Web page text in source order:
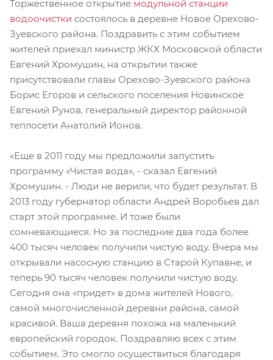
Торжественное открытие модульной станции
водоочистки состоялось в деревне Новое Орехово-
Зуевского района. Поздравить с этим событием
жителей приехал министр ЖКХ Московской области
Евгений Хромушин, на открытии также
присутствовали главы Орехово-Зуевского района
Борис Егоров и сельского поселения Новинское
Евгений Рунов, генеральный директор районной
теплосети Анатолий Ионов.
«Еще в 2011 году мы предложили запустить
программу «Чистая вода», - сказал Евгений
Хромушин. - Люди не верили, что будет результат. В
2013 году губернатор области Андрей Воробьев дал
старт этой программе. И тоже были
сомневающиеся. Но за последние два года более
400 тысяч человек получили чистую воду. Вчера мы
открывали насосную станцию в Старой Купавне, и
теперь 90 тысяч человек получили чистую воду.
Сегодня она «придет» в дома жителей Нового,
самой многочисленной деревни района, самой
красивой. Ваша деревня похожа на маленький
европейский городок. Поздравляю всех с этим
событием. Это смогло осуществиться благодаря